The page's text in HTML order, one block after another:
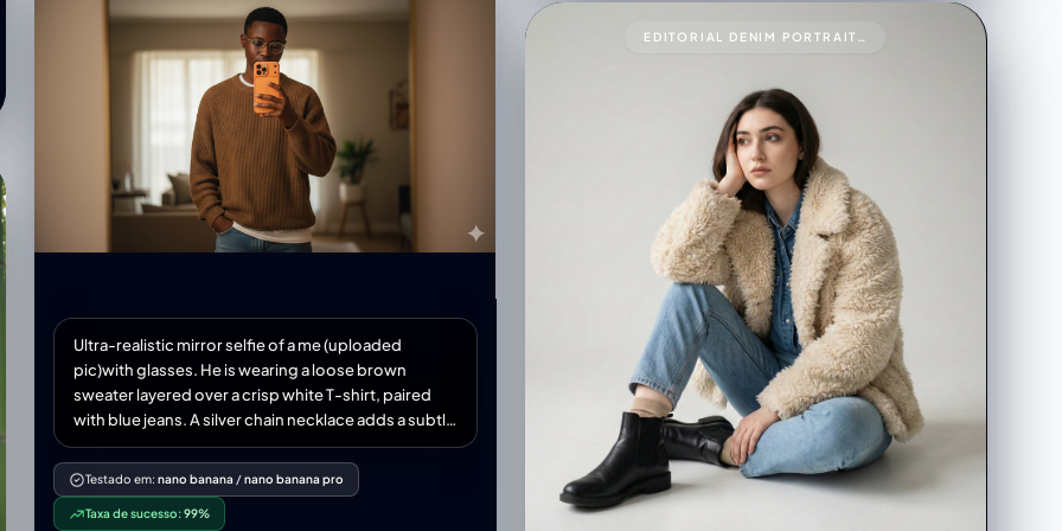
Ultra-realistic mirror selfie of a me (uploaded
pic)with glasses. He is wearing a loose brown
sweater layered over a crisp white T-shirt, paired
with blue jeans. A silver chain necklace adds a subtle
accessory touch. He holds a new modern iPhone 17
smartphone orange colour in one hand, partially
covering his face, while his other hand rests casually
in his pocket. The scene is set in warm indoor
Testado em:nano banana /nano banana pro
Taxa de sucesso:99%